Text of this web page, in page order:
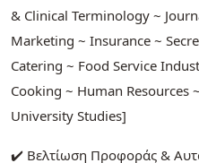
& Clinical Terminology ~
Marketing ~ Insurance ~
Catering ~ Food Service
Cooking ~ Human Resources
University Studies]
✔️ Βελτίωση Προφοράς &